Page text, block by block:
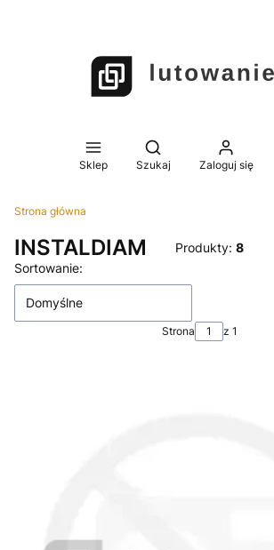
Sklep
Otwórz wyszukiwarkę
Szukaj Zaloguj się
Strona główna
INSTALDIAM Produkty: 8
Lista produktów
Sortowanie:
Domyślne
Strona z 1